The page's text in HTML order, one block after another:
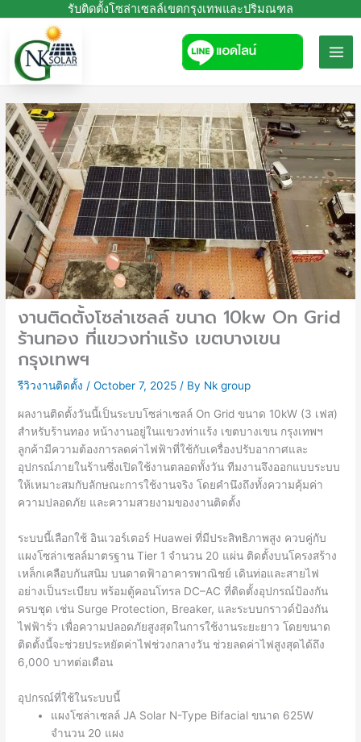
content
รับติดตั้งโซล่าเซลล์เขตกรุงเทพและปริมณฑล
งานติดตั้งโซล่าเซลล์ ขนาด 10kw On Grid
ร้านทอง ที่แขวงท่าแร้ง เขตบางเขน
กรุงเทพฯ
รีวิวงานติดตั้ง /October 7, 2025/ By Nk group
ผลงานติดตั้งวันนี้เป็นระบบโซล่าเซลล์ On Grid ขนาด 10kW (3 เฟส)
สำหรับร้านทอง หน้างานอยู่ในแขวงท่าแร้ง เขตบางเขน กรุงเทพฯ
ลูกค้ามีความต้องการลดค่าไฟฟ้าที่ใช้กับเครื่องปรับอากาศและ
อุปกรณ์ภายในร้านซึ่งเปิดใช้งานตลอดทั้งวัน ทีมงานจึงออกแบบระบบ
ให้เหมาะสมกับลักษณะการใช้งานจริง โดยคำนึงถึงทั้งความคุ้มค่า
ความปลอดภัย และความสวยงามของงานติดตั้ง
ระบบนี้เลือกใช้ อินเวอร์เตอร์ Huawei ที่มีประสิทธิภาพสูง ควบคู่กับ
แผงโซล่าเซลล์มาตรฐาน Tier 1 จำนวน 20 แผ่น ติดตั้งบนโครงสร้าง
เหล็กเคลือบกันสนิม บนดาดฟ้าอาคารพาณิชย์ เดินท่อและสายไฟ
อย่างเป็นระเบียบ พร้อมตู้คอนโทรล DC–AC ที่ติดตั้งอุปกรณ์ป้องกัน
ครบชุด เช่น Surge Protection, Breaker, และระบบกราวด์ป้องกัน
ไฟฟ้ารั่ว เพื่อความปลอดภัยสูงสุดในการใช้งานระยะยาว โดยขนาด
ติดตั้งนี้จะช่วยประหยัดค่าไฟช่วงกลางวัน ช่วยลดค่าไฟสูงสุดได้ถึง
6,000 บาทต่อเดือน
อุปกรณ์ที่ใช้ในระบบนี้
แผงโซล่าเซลล์ JA Solar N-Type Bifacial ขนาด 625W
จำนวน 20 แผง